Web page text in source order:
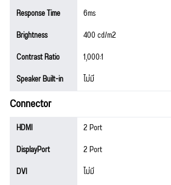
Response Time
6ms
Brightness
400 cd/m2
Contrast Ratio
1,000:1
Speaker Built-in
ไม่มี
Connector
HDMI
2 Port
DisplayPort
2 Port
DVI
ไม่มี